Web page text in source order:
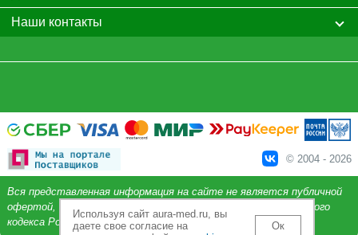
Наши контакты
© 2004 - 2026
Вся представленная информация на сайте не является публичной
офертой, определяемой положениями Статьи 437 Гражданского
кодекса Российской Федерации.
Используя сайт aura-med.ru, вы
даете свое согласие на
Ок